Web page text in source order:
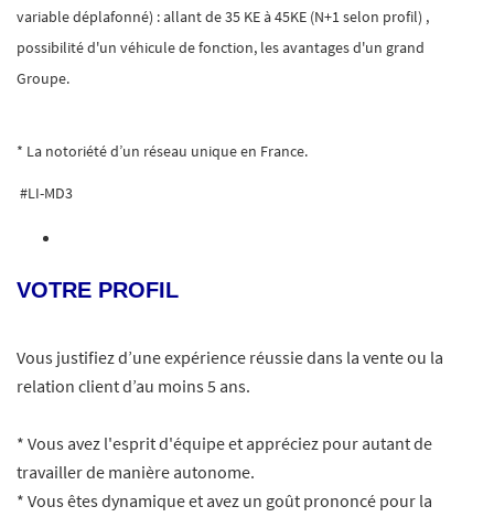
variable déplafonné) : allant de 35 KE à 45KE (N+1 selon profil) ,
possibilité d'un véhicule de fonction, les avantages d'un grand
Groupe.
* La notoriété d’un réseau unique en France.
#LI-MD3
VOTRE PROFIL
Vous justifiez d’une expérience réussie dans la vente ou la
relation client d’au moins 5 ans.
* Vous avez l'esprit d'équipe et appréciez pour autant de
travailler de manière autonome.
* Vous êtes dynamique et avez un goût prononcé pour la